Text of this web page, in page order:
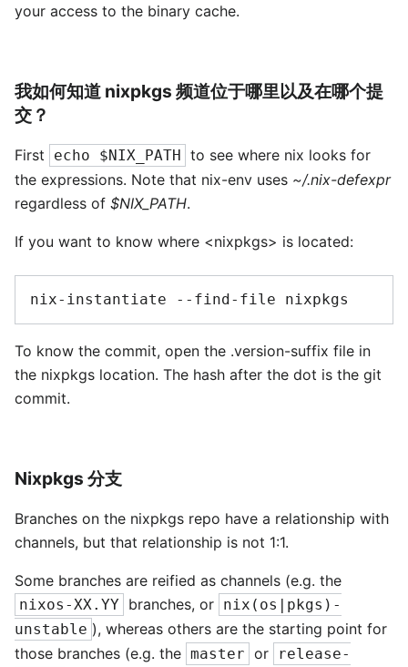
your access to the binary cache.
我如何知道 nixpkgs 频道位于哪里以及在哪个提
交？
First echo $NIX_PATH to see where nix looks for
the expressions. Note that nix-env uses ~/.nix-defexpr
regardless of $NIX_PATH.
If you want to know where <nixpkgs> is located:
nix-instantiate --find-file
To know the commit, open the .version-suffix file in
the nixpkgs location. The hash after the dot is the git
commit.
Nixpkgs 分支
Branches on the nixpkgs repo have a relationship with
channels, but that relationship is not 1:1.
Some branches are reified as channels (e.g. the
nixos-XX.YY branches, or nix(os|pkgs)-
unstable ), whereas others are the starting point for
those branches (e.g. the master or
release-